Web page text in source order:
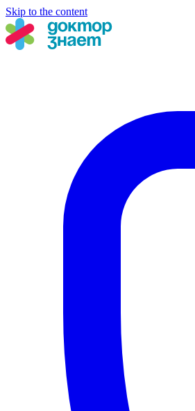
Skip to the content